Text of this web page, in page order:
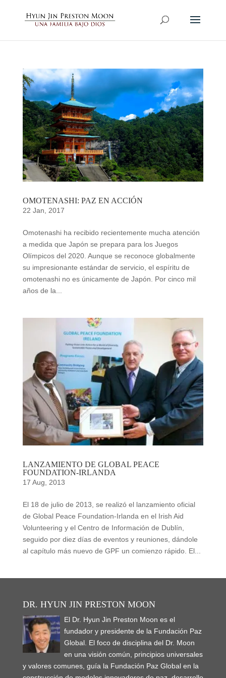
OMOTENASHI: PAZ EN ACCIÓN
22 Jan, 2017
Omotenashi ha recibido recientemente mucha atención
a medida que Japón se prepara para los Juegos
Olímpicos del 2020. Aunque se reconoce globalmente
su impresionante estándar de servicio, el espíritu de
omotenashi no es únicamente de Japón. Por cinco mil
años de la...
LANZAMIENTO DE GLOBAL PEACE
FOUNDATION-IRLANDA
17 Aug, 2013
El 18 de julio de 2013, se realizó el lanzamiento oficial
de Global Peace Foundation-Irlanda en el Irish Aid
Volunteering y el Centro de Información de Dublín,
seguido por diez días de eventos y reuniones, dándole
al capítulo más nuevo de GPF un comienzo rápido. El...
DR. HYUN JIN PRESTON MOON
El Dr. Hyun Jin Preston Moon es el
fundador y presidente de la Fundación Paz
Global. El foco de disciplina del Dr. Moon
en una visión común, principios universales
y valores comunes, guía la Fundación Paz Global en la